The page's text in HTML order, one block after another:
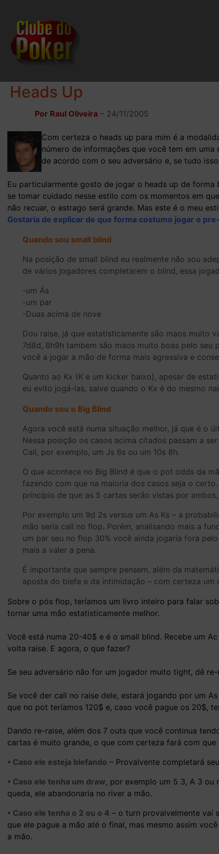
Heads Up
Por Raul Oliveira– 24/11/2005
Com certeza o heads up para mim é a
número de informações que você tem em
de acordo com o seu adversário e, se tudo
Eu particularmente gosto de jogar o heads up de
se tomar cuidado nesse estilo com os momentos em
não recuar, o estrago será grande. Mas este é o meu
Gostaria de explicar de que forma costumo jogar o
Quando sou small blind
Na posição de small blind eu realmente não sou
de vários jogadores completarem o blind, essa
-um Ás
-um par
-Duas acima de nove
Dou raise, já que estatisticamente são maos muito
7d8d, 8h9h tambem são maos muito boas pelo
você a jogar a mão de forma mais agressiva e
Quanto ao Kx (K e um kicker baixo), apesar de
eu evito jogá-las, salve quando o Kx é do mesmo
Quando sou o Big Blind
Agora você está numa situação melhor, já que é o
Nessa posição os casos acima citados passam a
Call, por exemplo, um Js 6s ou um 10s 8h.
O que acontece no Big Blind é que o pot odds da
fazendo com que na maioria dos casos seja o
princípio de que as 5 cartas serão vistas por
Por exemplo um 9d 2s versus um As Ks – a
mão seria call no flop. Porém, analisando mais a
um par seu no flop 30% você ainda jogaria fora
mais a valer a pena.
É importante que sempre pensem, além da
aposta do blefe e da intimidação – com certeza
Sobre o pós flop, teríamos um livro inteiro para falar
tornar uma mão estatisticamente melhor.
Você está numa 20-40$ e é o small blind. Recebe um
volta raise. E agora, o que fazer?
Se seu adversário não for um jogador muito tight, dê
Se você der call no raise dele, estará jogando por um
que no pot teríamos 120$ e, caso você pague os 20$,
Dando re-raise, além dos 7 outs que você continua
cartas é muito grande, o que com certeza fará com que
• Caso ele esteja blefando – Provalvente completará
• Caso ele tenha um draw, por exemplo um 5 3, A 3 ou
queda, ele abandonaria no river a mão.
• Caso ele tenha o 2 ou o 4 – o turn provalvelmente vai
que ele pague a mão até o final, mas mesmo assim
a mão.